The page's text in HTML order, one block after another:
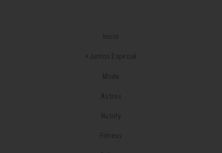
Inicio
+Juntos Especial
Moda
Astros
Nutrify
Fitness